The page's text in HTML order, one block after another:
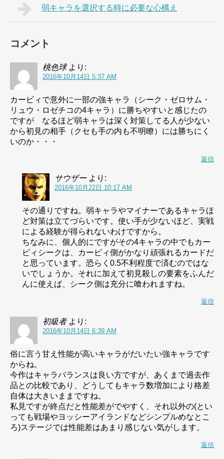
弱キャラを選択する時に必要な心構え
コメント
桃色球 より:
2016年10月14日 5:37 AM
カービィで意外に一部の強キャラ（シーク・ゼロサム・
リュウ・ロゼチコの4キャラ）に勝ちやすいと感じたの
ですが なるほど弱キャラは深く対策してる人が少ない
から初見の相手（クセも手の内も不明瞭）には勝ちにく
いのか・・・
返信
サウザー より:
2016年10月22日 10:17 AM
その通りですね。弱キャラやマイナーであるキャラほ
ど対策は立てづらいです。使い手が少ないほど、実戦
による経験が得られないわけですから。
ちなみに、個人的にですがその4キャラの中でもカー
ビィシークは、カービィ側がかなり頑張れるカードだ
と思っています。恐らく0.5不利程度で済むのではな
いでしょうか。それに加えて初見殺しの要素をふんだ
んに使えば、シーク側は充分に喰われますね。
返信
初級者 より:
2016年10月14日 6:39 AM
俗に言う甘え性能が高いキャラがだいたい強キャラです
からね。
今作はキャラバランスは良い方ですが、あくまで過去作
品との比較であり、どうしてもキャラ数増加により格差
自体は大きいままですね。
私見ですが終点だと性能差がでやすく、それ以外の(とい
っても戦場やヨッシーアイランドなどシンプルめなとこ
ろ)ステージでは性能差はあまり感じない気がします。
返信